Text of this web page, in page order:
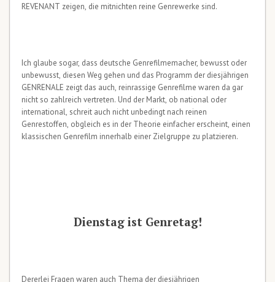
REVENANT zeigen, die mitnichten reine Genrewerke sind.
Ich glaube sogar, dass deutsche Genrefilmemacher, bewusst oder
unbewusst, diesen Weg gehen und das Programm der diesjährigen
GENRENALE zeigt das auch, reinrassige Genrefilme waren da gar
nicht so zahlreich vertreten. Und der Markt, ob national oder
international, schreit auch nicht unbedingt nach reinen
Genrestoffen, obgleich es in der Theorie einfacher erscheint, einen
klassischen Genrefilm innerhalb einer Zielgruppe zu platzieren.
Dienstag ist Genretag!
Dererlei Fragen waren auch Thema der diesjährigen